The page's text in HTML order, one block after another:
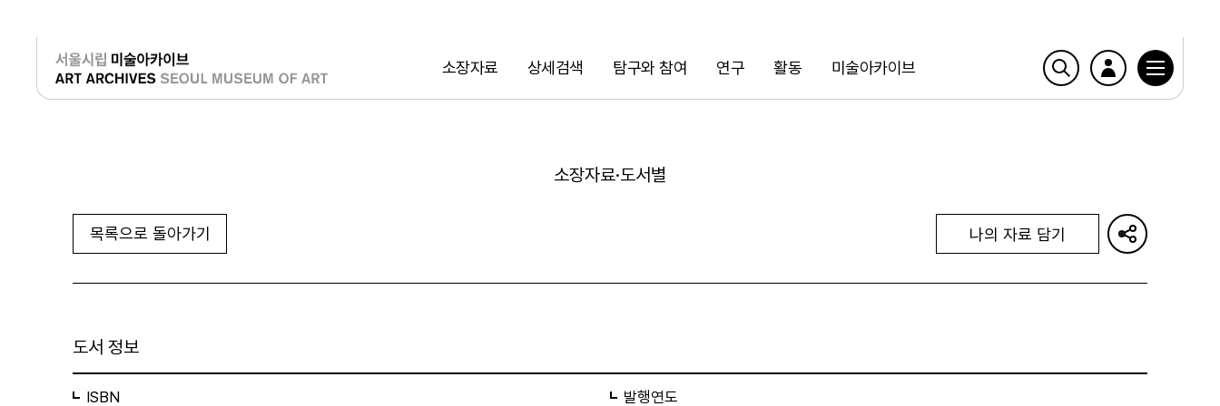
소장자료 상세검색 탐구와 참여 연구 활동 미술아카이브
검색
로그인
소장자료·도서별
목록으로 돌아가기 나의 자료 담기
도서 정보
ISBN 발행연도